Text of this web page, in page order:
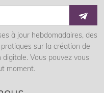
à jour hebdomadaires, des
sur la création de
Vous pouvez vous
moment.